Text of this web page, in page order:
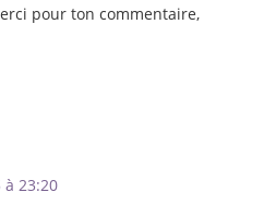
pour ton commentaire,
à 23:20